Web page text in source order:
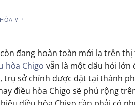
VIP
đang hoàn toàn mới lạ trên
hòa Chigo vẫn là một dấu hỏi lớn
trụ sở chính được đặt tại thành
điều hòa Chigo sẽ phủ rộng